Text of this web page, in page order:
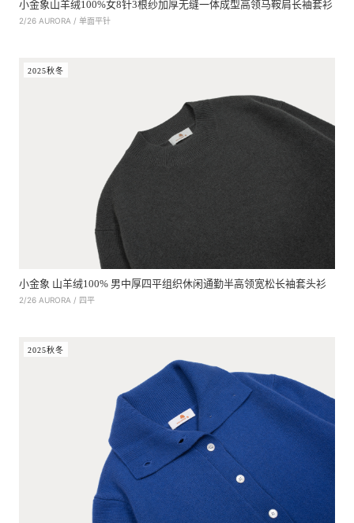
小金象山羊绒100%女8针3根纱加厚无缝一体成型高领马鞍肩长袖套衫
2/26 AURORA / 单面平针
2025秋冬
小金象 山羊绒100% 男中厚四平组织休闲通勤半高领宽松长袖套头衫
2/26 AURORA / 四平
2025秋冬